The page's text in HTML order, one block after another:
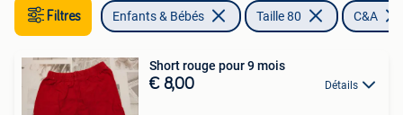
Filtres Enfants & Bébés Taille 80 C&A
Short rouge pour 9 mois
€ 8,00 Détails